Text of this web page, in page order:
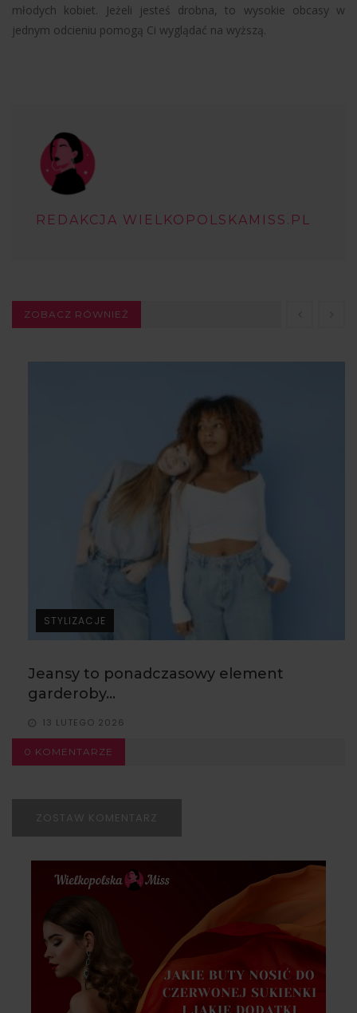
młodych kobiet. Jeżeli jesteś drobna, to wysokie obcasy w
jednym odcieniu pomogą Ci wyglądać na wyższą.
REDAKCJA WIELKOPOLSKAMISS.PL
ZOBACZ RÓWNIEŻ
STYLIZACJE
Jeansy to ponadczasowy element
garderoby...
13 LUTEGO 2026
0 KOMENTARZE
ZOSTAW KOMENTARZ